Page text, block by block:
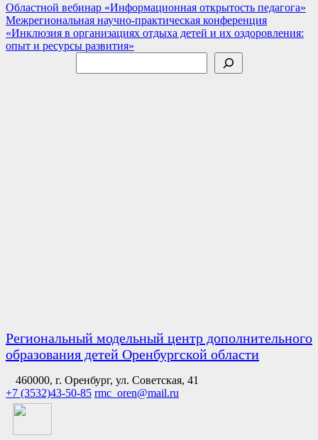
Навигация
по
записям
Областной вебинар «Информационная открытость педагога»
Межрегиональная научно-практическая конференция
«Инклюзия в организациях отдыха детей и их оздоровления:
опыт и ресурсы развития»
Региональный модельный центр дополнительного
образования детей Оренбургской области
460000, г. Оренбург, ул. Советская, 41
+7 (3532)43-50-85 rmc_oren@mail.ru